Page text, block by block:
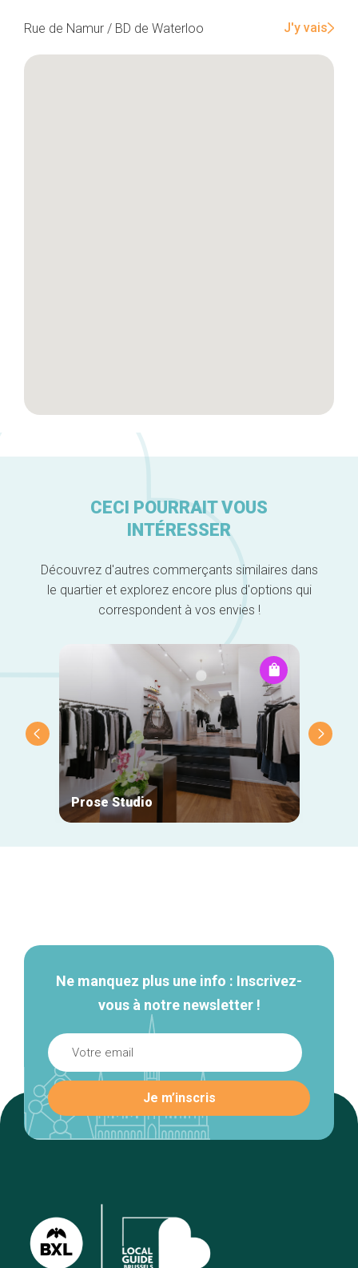
Rue de Namur / BD de Waterloo J'y vais
CECI POURRAIT VOUS
INTÉRESSER
Découvrez d'autres commerçants similaires dans
le quartier et explorez encore plus d'options qui
correspondent à vos envies !
Prose Studio
Ne manquez plus une info : Inscrivez-
vous à notre newsletter !